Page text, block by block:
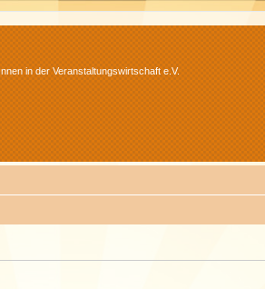
in der Veranstaltungswirtschaft e.V.